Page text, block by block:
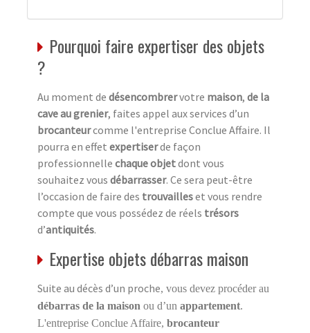
Pourquoi faire expertiser des objets
?
Au moment de désencombrervotre maison, de la
cave au grenier, faites appel aux services d’un
brocanteurcomme l'entreprise Conclue Affaire. Il
pourra en effet expertiserde façon
professionnelle chaque objetdont vous
souhaitez vous débarrasser. Ce sera peut-être
l’occasion de faire des trouvailleset vous rendre
compte que vous possédez de réels trésors
d’antiquités.
Expertise objets débarras maison
Suite au décès d’un proche, vous devez procéder au
débarras de la maison ou d’un appartement.
L'entreprise Conclue Affaire, brocanteur